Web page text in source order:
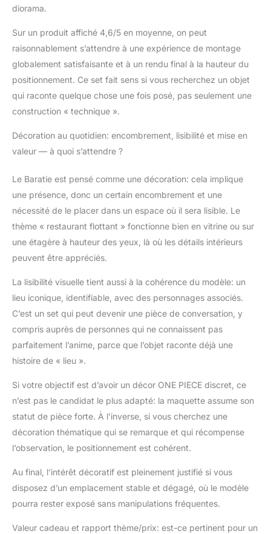
adultes – Ce modèle à
construire fait partie de
la gamme de sets
LEGO pour adultes
(vendus séparément),
conçue pour offrir un
aux amateurs de
diorama.
Sur un produit affiché 4,6/5 en moyenne, on peut
raisonnablement s’attendre à une expérience de montage
globalement satisfaisante et à un rendu final à la hauteur du
positionnement. Ce set fait sens si vous recherchez un objet
qui raconte quelque chose une fois posé, pas seulement une
construction « technique ».
Décoration au quotidien: encombrement, lisibilité et mise en
valeur — à quoi s’attendre ?
Le Baratie est pensé comme une décoration: cela implique
une présence, donc un certain encombrement et une
nécessité de le placer dans un espace où il sera lisible. Le
thème « restaurant flottant » fonctionne bien en vitrine ou sur
une étagère à hauteur des yeux, là où les détails intérieurs
peuvent être appréciés.
La lisibilité visuelle tient aussi à la cohérence du modèle: un
lieu iconique, identifiable, avec des personnages associés.
C’est un set qui peut devenir une pièce de conversation, y
compris auprès de personnes qui ne connaissent pas
parfaitement l’anime, parce que l’objet raconte déjà une
histoire de « lieu ».
Si votre objectif est d’avoir un décor ONE PIECE discret, ce
n’est pas le candidat le plus adapté: la maquette assume son
statut de pièce forte. À l’inverse, si vous cherchez une
décoration thématique qui se remarque et qui récompense
l’observation, le positionnement est cohérent.
Au final, l’intérêt décoratif est pleinement justifié si vous
disposez d’un emplacement stable et dégagé, où le modèle
pourra rester exposé sans manipulations fréquentes.
Valeur cadeau et rapport thème/prix: est-ce pertinent pour un